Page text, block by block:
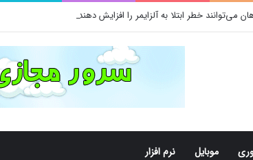
خطر ابتلا به آلزایمر را افزایش دهند
موبایل نرم افزار